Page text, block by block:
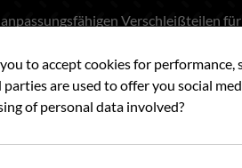
Verschleißteilen für
Suche
to accept cookies for
are used to offer you social
of personal data involved?